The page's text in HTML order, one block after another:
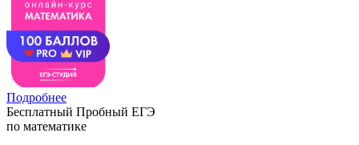
Подробнее
Бесплатный Пробный ЕГЭ
по математике